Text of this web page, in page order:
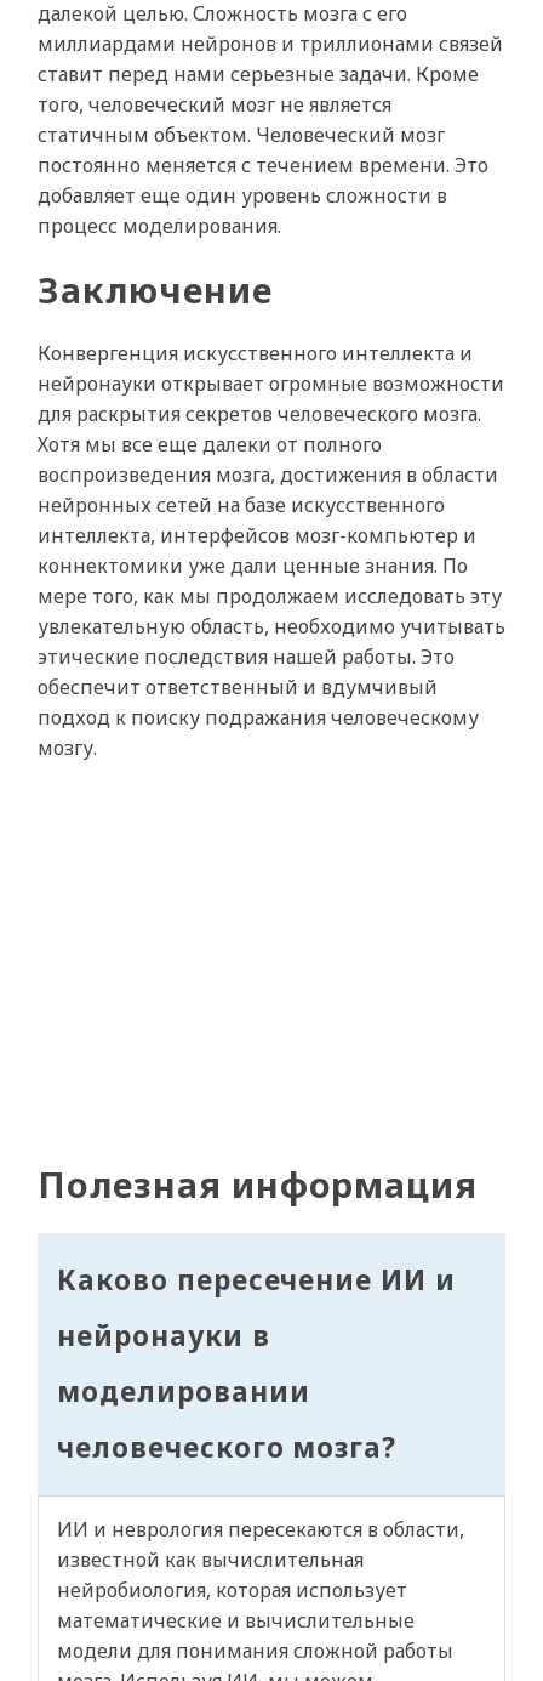
далекой целью. Сложность мозга с его
миллиардами нейронов и триллионами связей
ставит перед нами серьезные задачи. Кроме
того, человеческий мозг не является
статичным объектом. Человеческий мозг
постоянно меняется с течением времени. Это
добавляет еще один уровень сложности в
процесс моделирования.
Заключение
Конвергенция искусственного интеллекта и
нейронауки открывает огромные возможности
для раскрытия секретов человеческого мозга.
Хотя мы все еще далеки от полного
воспроизведения мозга, достижения в области
нейронных сетей на базе искусственного
интеллекта, интерфейсов мозг-компьютер и
коннектомики уже дали ценные знания. По
мере того, как мы продолжаем исследовать эту
увлекательную область, необходимо учитывать
этические последствия нашей работы. Это
обеспечит ответственный и вдумчивый
подход к поиску подражания человеческому
мозгу.
Полезная информация
Каково пересечение ИИ и
нейронауки в
моделировании
человеческого мозга?
ИИ и неврология пересекаются в области,
известной как вычислительная
нейробиология, которая использует
математические и вычислительные
модели для понимания сложной работы